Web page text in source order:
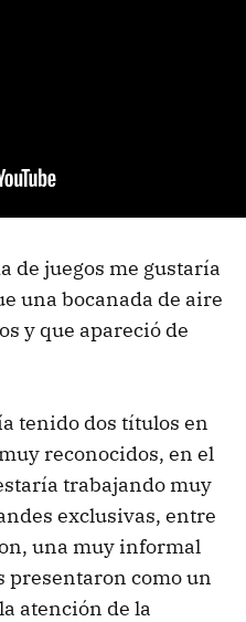
de juegos me gustaría
una bocanada de aire
y que apareció de
tenido dos títulos en
reconocidos, en el
trabajando muy
exclusivas, entre
una muy informal
presentaron como un
atención de la